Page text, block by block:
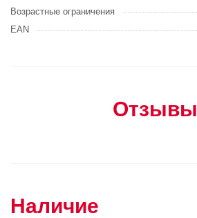
Возрастные ограничения
EAN
Отзывы
Наличие